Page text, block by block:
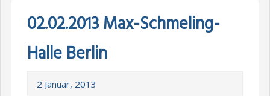
02.02.2013 Max-Schmeling-
Halle Berlin
2 Januar, 2013